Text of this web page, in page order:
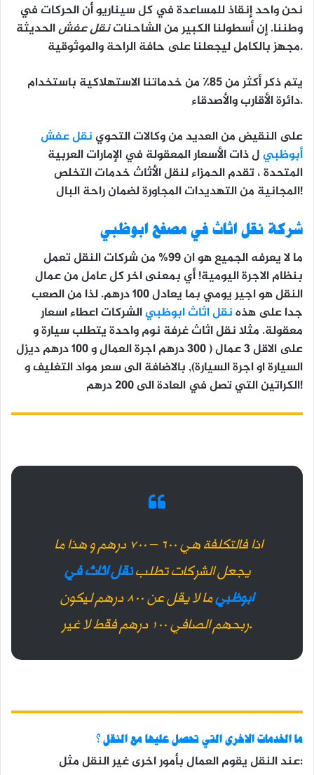
نحن واحد إنقاذ للمساعدة في كل سيناريو أن الحركات في
وطننا. إن أسطولنا الكبير من الشاحناتنقل عفشالحديثة
مجهز بالكامل ليجعلنا على حافة الراحة والموثوقية.
يتم ذكر أكثر من 85٪ من خدماتنا الاستهلاكية باستخدام
دائرة الأقارب والأصدقاء.
على النقيض من العديد من وكالات التحوينقل عفش
أبوظبيل ذات الأسعار المعقولة في الإمارات العربية
المتحدة ، تقدم الحمزاء لنقل الأثاث خدمات التخلص
المجانية من التهديدات المجاورة لضمان راحة البال!
شركة نقل اثاث في مصفح ابوظبي
ما لا يعرفه الجميع هو ان 99% من شركات النقل تعمل
بنظام الاجرة اليومية! أي بمعنى اخر كل عامل من عمال
النقل هو اجير يومي بما يعادل 100 درهم. لذا من الصعب
جدا على هذهنقل اثاث ابوظبيالشركات اعطاء اسعار
معقولة. مثلا نقل اثاث غرفة نوم واحدة يتطلب سيارة و
على الاقل 3 عمال ( 300 درهم اجرة العمال و 100 درهم ديزل
السيارة او اجرة السيارة), بالاضافة الى سعر مواد التغليف و
الكراتين التي تصل في العادة الى 200 درهم!
يجعل الشركات تطلبنقل اثاث في
ابوظبي
ما لا يقل عن 800 درهم ليكون
ربحهم الصافي 100 درهم فقط لا غير.
ما الخدمات الاخرى التي تحصل عليها مع النقل ؟
عند النقل يقوم العمال بأمور اخرى غير النقل مثل: